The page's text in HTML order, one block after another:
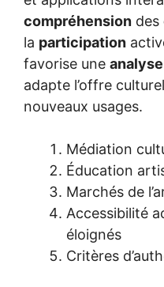
compréhension des
la participation
favorise une analyse
adapte l’offre
nouveaux usages.
Médiation
Éducation
Marchés de
Accessibilité
éloignés
Critères